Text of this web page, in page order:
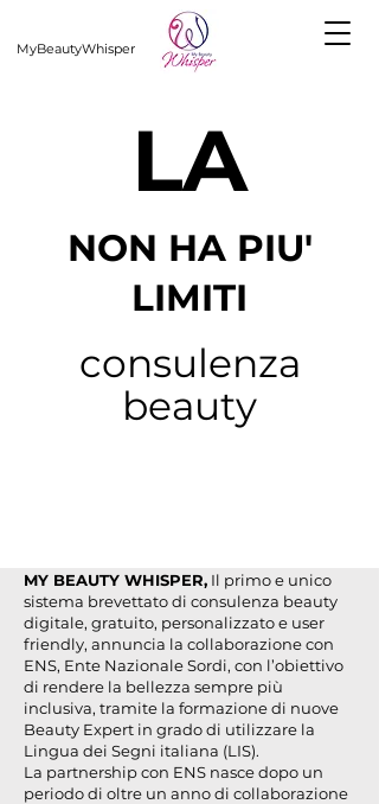
MyBeautyWhisper
LA
NON HA PIU'
LIMITI
consulenza
beauty
MY BEAUTY WHISPER, Il primo e unico
sistema brevettato di consulenza beauty
digitale, gratuito, personalizzato e user
friendly, annuncia la collaborazione con
ENS, Ente Nazionale Sordi, con l’obiettivo
di rendere la bellezza sempre più
inclusiva, tramite la formazione di nuove
Beauty Expert in grado di utilizzare la
Lingua dei Segni italiana (LIS).
La partnership con ENS nasce dopo un
periodo di oltre un anno di collaborazione